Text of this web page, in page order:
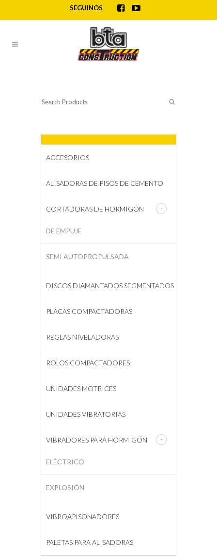
SEGUINOS
ACCESORIOS
ALISADORAS DE PISOS DE CEMENTO
CORTADORAS DE HORMIGÓN
DE EMPUJE
SEMI AUTOPROPULSADA
DISCOS DIAMANTADOS SEGMENTADOS
PLACAS COMPACTADORAS
REGLAS NIVELADORAS
ROLOS COMPACTADORES
UNIDADES MOTRICES
UNIDADES VIBRATORIAS
VIBRADORES PARA HORMIGÓN
ELÉCTRICO
EXPLOSIÓN
VIBROAPISONADORES
PALETAS PARA ALISADORAS